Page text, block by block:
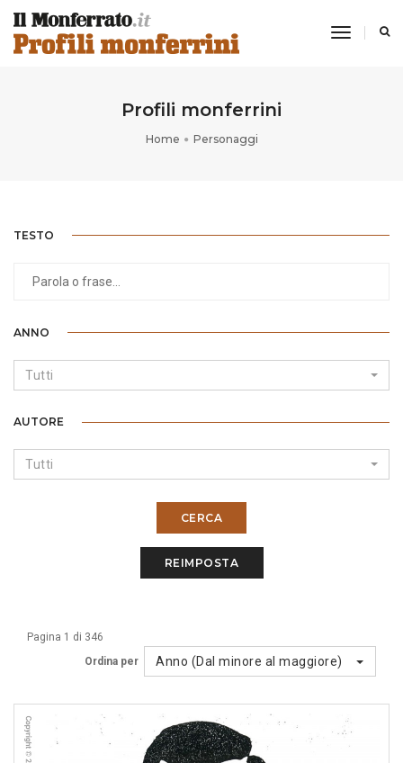
toggle
Profili monferrini
Home Personaggi
TESTO
ANNO
Tutti
AUTORE
Tutti
CERCA
REIMPOSTA
Pagina 1 di 346
Ordina per
Anno (Dal minore al maggiore)